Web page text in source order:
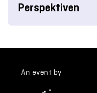
Perspektiven
An event by